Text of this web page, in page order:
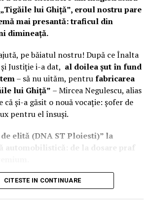
un milion și jumătate de lei. Nicio
document ridicat, doar mult praf
care ar fi trebuit să curețe sistemul de
cadre” se transformă în
impunitate se apropie însă cu pași
concursului până în august 2026 (la
așa cum a fost botezată în
de Prahova, este acum sub
care visa să devină Inspector Șef pe
ale subalternilor, se trezește acum
totală” a DGIPI nu era doar o
lui Ghiță”, eroul nostru pare
mai presantă: traficul din
dimineață.
pe băiatul nostru! După ce Înalta
Justiție i-a dat, al doilea șut în fund
– să nu uităm, pentrufabricarea
lui Ghiță” – Mircea Negulescu, alias
că și-a găsit o nouă vocație: șofer de
pentru el însuși.
elită (DNA ST Ploiesti)” la
automobilistică: de la dosare praf
de cinci judecători supremi –
Elena-Carmen Popoiag, Ionel
și îi întârziau cu
CITESTE IN CONTINUARE